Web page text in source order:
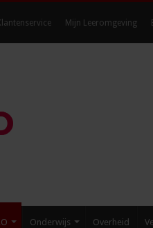
Mijn Leeromgeving
Onderwijs Overheid